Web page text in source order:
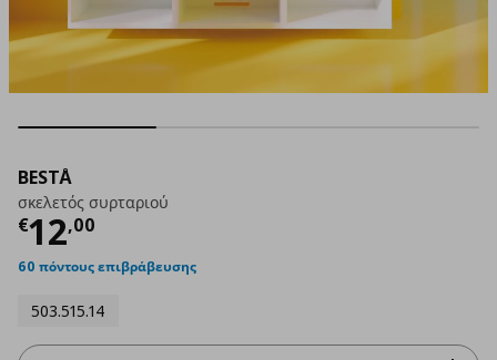
BESTÅ
σκελετός συρταριού
€12,00
Τρέχουσα τιμή
60 πόντους επιβράβευσης
503.515.14